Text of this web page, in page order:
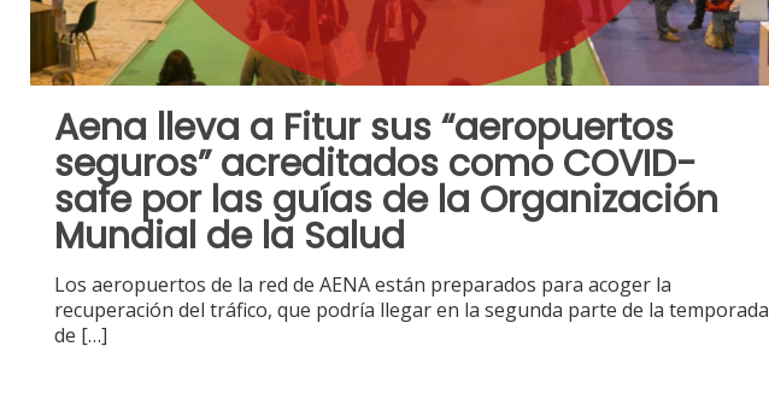
Aena lleva a Fitur sus “aeropuertos
seguros” acreditados como COVID-
safe por las guías de la Organización
Mundial de la Salud
Los aeropuertos de la red de AENA están preparados para acoger la
recuperación del tráfico, que podría llegar en la segunda parte de la temporada
de […]